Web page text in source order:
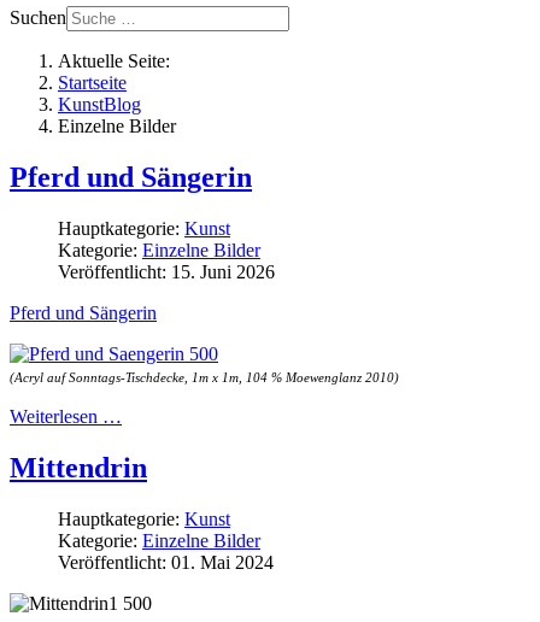
Suchen
Aktuelle Seite:
Startseite
KunstBlog
Einzelne Bilder
Pferd und Sängerin
Hauptkategorie: Kunst
Kategorie: Einzelne Bilder
Veröffentlicht: 15. Juni 2026
Pferd und Sängerin
(Acryl auf Sonntags-Tischdecke, 1m x 1m, 104 % Moewenglanz 2010)
Weiterlesen …
Mittendrin
Hauptkategorie: Kunst
Kategorie: Einzelne Bilder
Veröffentlicht: 01. Mai 2024